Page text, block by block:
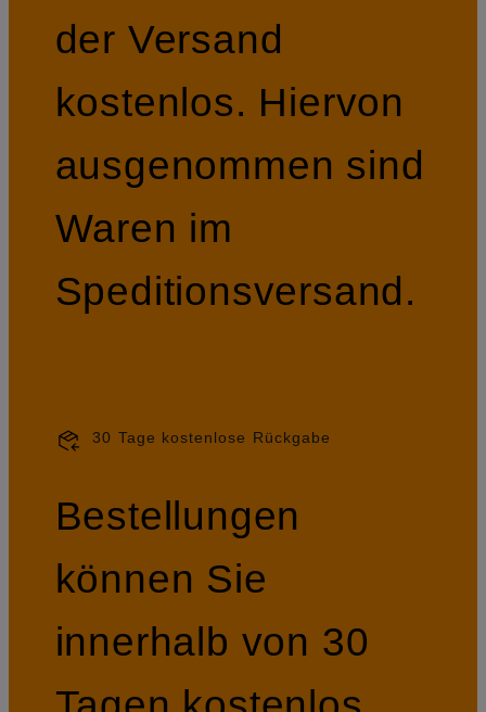
der Versand
kostenlos. Hiervon
ausgenommen sind
Waren im
Speditionsversand.
30 Tage kostenlose Rückgabe
Bestellungen
können Sie
innerhalb von 30